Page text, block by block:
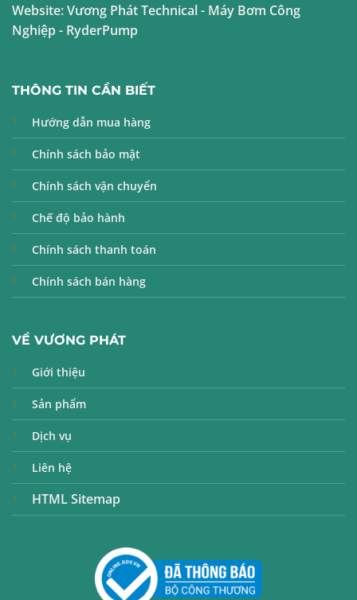
Website:Vương Phát Technical- Máy Bơm Công
Nghiệp- RyderPump
THÔNG TIN CẦN BIẾT
Hướng dẫn mua hàng
Chính sách bảo mật
Chính sách vận chuyển
Chế độ bảo hành
Chính sách thanh toán
Chính sách bán hàng
VỀ VƯƠNG PHÁT
Giới thiệu
Sản phẩm
Dịch vụ
Liên hệ
HTML Sitemap